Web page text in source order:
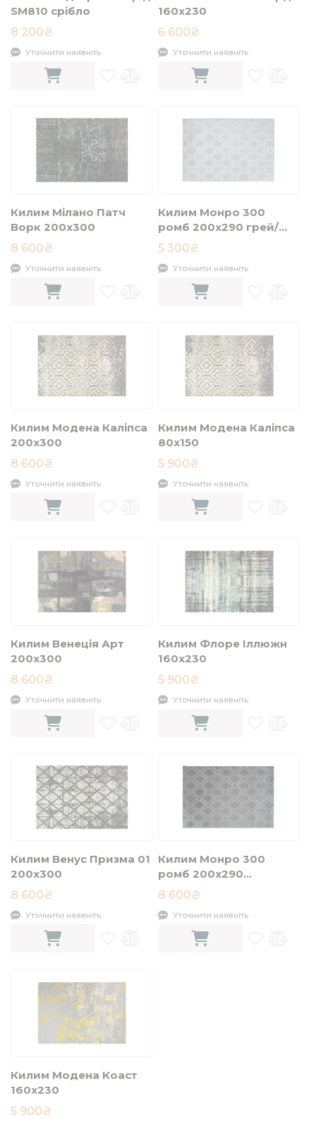
SM810 срібло
8 200₴
Уточнити наявніть
160x230
6 600₴
Уточнити наявніть
Килим Мілано Патч
Ворк 200х300
8 600₴
Уточнити наявніть
Килим Монро 300
ромб 200x290 грей/
блу
5 300₴
Уточнити наявніть
Килим Модена Каліпса
200x300
8 600₴
Уточнити наявніть
Килим Модена Каліпса
80х150
5 900₴
Уточнити наявніть
Килим Венеція Арт
200x300
8 600₴
Уточнити наявніть
Килим Флоре Іллюжн
160x230
5 900₴
Уточнити наявніть
Килим Венус Призма 01
200х300
8 600₴
Уточнити наявніть
Килим Монро 300
ромб 200x290
антрацит
8 600₴
Уточнити наявніть
Килим Модена Коаст
160x230
5 900₴